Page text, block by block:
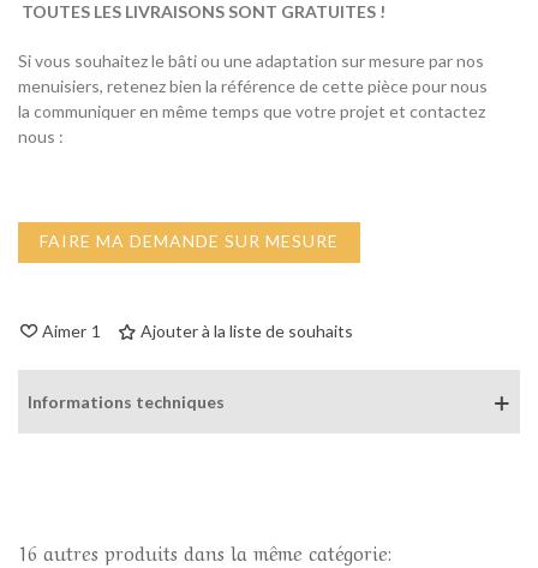
TOUTES LES LIVRAISONS SONT GRATUITES !
Si vous souhaitez le bâti ou une adaptation sur mesure par nos
menuisiers, retenez bien la référence de cette pièce pour nous
la communiquer en même temps que votre projet et contactez
nous :
FAIRE MA DEMANDE SUR MESURE
Aimer 1 Ajouter à la liste de souhaits
Informations techniques
16 autres produits dans la même catégorie: